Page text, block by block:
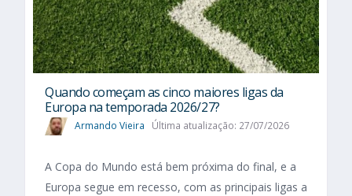
Quando começam as cinco maiores ligas da
Europa na temporada 2026/27?
Armando Vieira Última atualização: 27/07/2026
A Copa do Mundo está bem próxima do final, e a
Europa segue em recesso, com as principais ligas a